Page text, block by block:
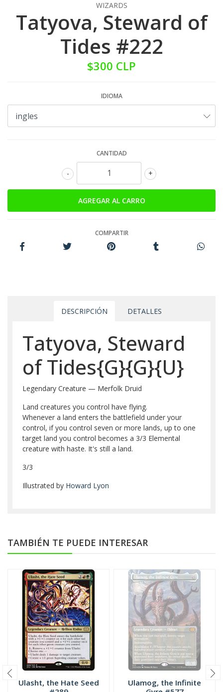
WIZARDS
Tatyova, Steward of
Tides #222
$300 CLP
IDIOMA
CANTIDAD
+
-
COMPARTIR
DESCRIPCIÓN DETALLES
Tatyova, Steward
of Tides{G}{G}{U}
Legendary Creature — Merfolk Druid
Land creatures you control have flying.
Whenever a land enters the battlefield under your
control, if you control seven or more lands, up to one
target land you control becomes a 3/3 Elemental
creature with haste. It's still a land.
3/3
Illustrated by Howard Lyon
TAMBIÉN TE PUEDE INTERESAR
Ulasht, the Hate Seed
Ulamog, the Infinite